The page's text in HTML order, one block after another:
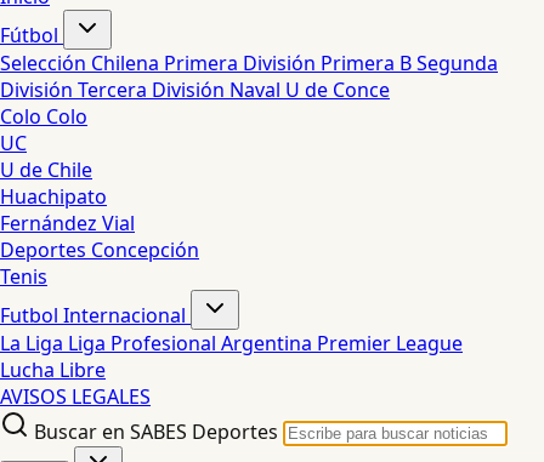
Fútbol
Selección Chilena Primera División Primera BSegunda
División Tercera División Naval U de Conce
Colo Colo
UC
U de Chile
Huachipato
Fernández Vial
Deportes Concepción
Tenis
Futbol Internacional
La Liga Liga Profesional Argentina Premier League
Lucha Libre
AVISOS LEGALES
Buscar en SABES Deportes